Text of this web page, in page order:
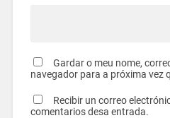
Gardar o meu nome,
navegador para a próxima vez
Recibir un correo
comentarios desa entrada.